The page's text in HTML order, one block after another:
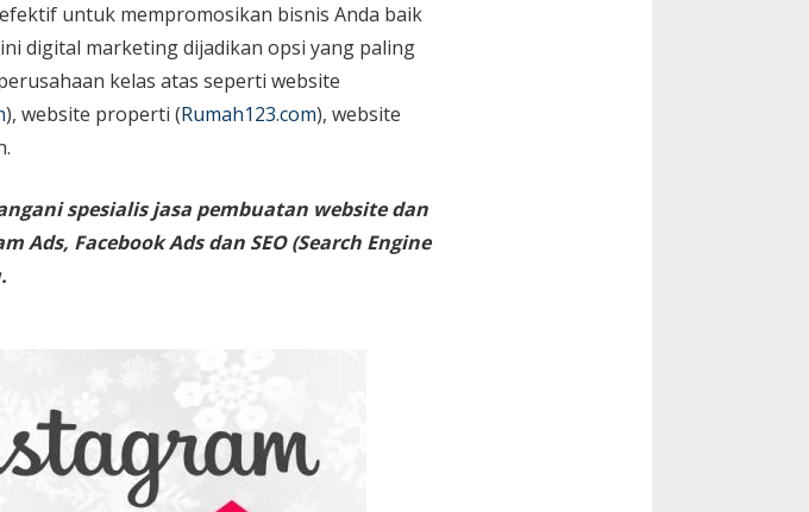
untuk mempromosikan bisnis Anda baik
digital marketing dijadikan opsi yang paling
kelas atas seperti website
), website properti (Rumah123.com), website
spesialis jasa pembuatan website dan
Facebook Ads dan SEO (Search Engine